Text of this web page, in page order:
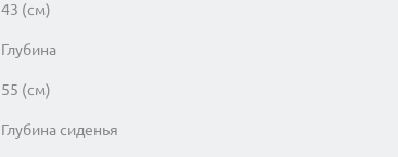
43 (см)
Глубина
55 (см)
Глубина сиденья